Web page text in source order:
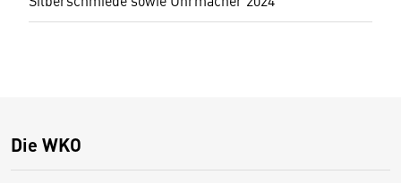
Die WKO